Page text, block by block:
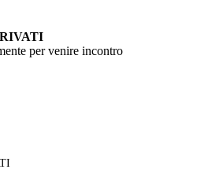
per venire incontro